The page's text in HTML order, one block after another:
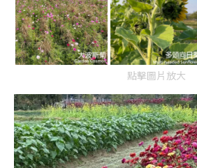
點擊圖片放大